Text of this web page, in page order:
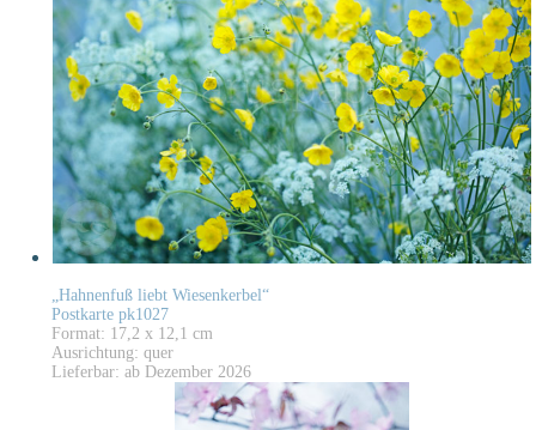
„Hahnenfuß liebt Wiesenkerbel“
Postkarte pk1027
Format: 17,2 x 12,1 cm
Ausrichtung: quer
Lieferbar: ab Dezember 2026